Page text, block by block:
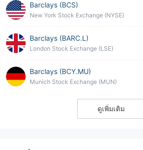
Barclays (BCS)
New York Stock Exchange (NYSE)
Barclays (BARC.L)
London Stock Exchange (LSE)
Barclays (BCY.MU)
Munich Stock Exchange (MUN)
ดูเพิ่มเติม